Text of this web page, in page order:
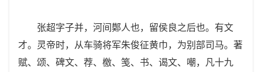
张超字子并，河间鄚人也，留侯良之后也。有文
才。灵帝时，从车骑将军朱俊征黄巾，为别部司马。著
赋、颂、碑文、荐、檄、笺、书、谒文、嘲，凡十九